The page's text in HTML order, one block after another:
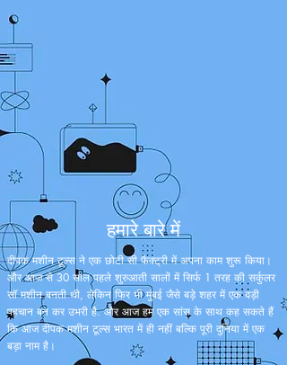
हमारे बारे में
दीपक मशीन टूल्स ने एक छोटी सी फैक्ट्री में अपना काम शुरू किया।
और आज से 30 साल पहले शुरुआती सालों में सिर्फ 1 तरह की सर्कुलर
सॉ मशीन बनती थी, लेकिन फिर भी मुंबई जैसे बड़े शहर में एक बड़ी
पहचान बन कर उभरी है. और आज हम एक सांस के साथ कह सकते हैं
कि आज दीपक मशीन टूल्स भारत में ही नहीं बल्कि पूरी दुनिया में एक
बड़ा नाम है।